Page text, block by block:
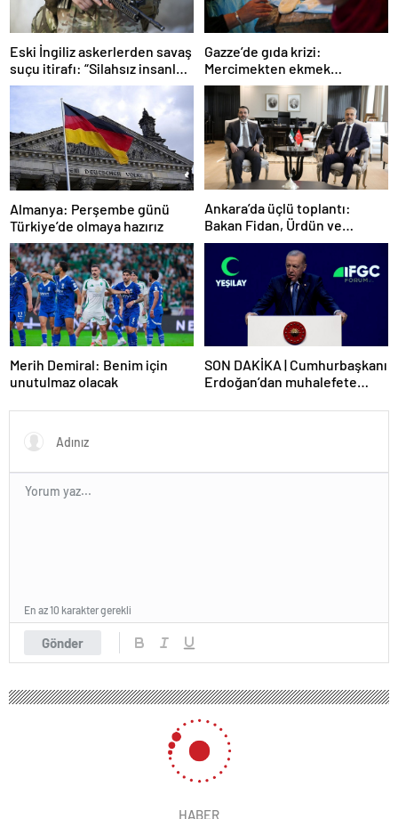
Eski İngiliz askerlerden savaş
suçu itirafı: “Silahsız insanları
uykuda öldürdüler”
Gazze’de gıda krizi:
Mercimekten ekmek
yapıyorlar
Almanya: Perşembe günü
Türkiye’de olmaya hazırız
Ankara’da üçlü toplantı:
Bakan Fidan, Ürdün ve
Suriyeli mevkidaşlarıyla
görüştü
Merih Demiral: Benim için
unutulmaz olacak
SON DAKİKA | Cumhurbaşkanı
Erdoğan’dan muhalefete
dert ettikleri kadar suyun
Gönder
En az 10 karakter gerekli
HABER